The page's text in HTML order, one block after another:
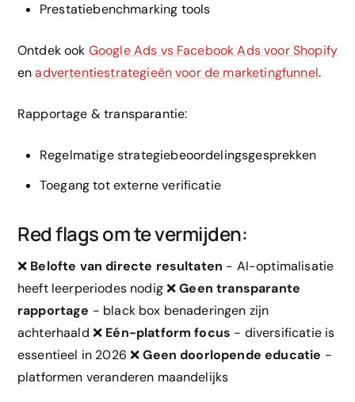
Prestatiebenchmarking tools
Ontdek ook Google Ads vs Facebook Ads voor Shopify
enadvertentiestrategieën voor de marketingfunnel.
Rapportage & transparantie:
Regelmatige strategiebeoordelingsgesprekken
Toegang tot externe verificatie
Red flags om te vermijden:
❌ Belofte van directe resultaten - AI-optimalisatie
heeft leerperiodes nodig ❌Geen transparante
rapportage - black box benaderingen zijn
achterhaald ❌ Eén-platform focus - diversificatie is
essentieel in 2026 ❌Geen doorlopende educatie -
platformen veranderen maandelijks